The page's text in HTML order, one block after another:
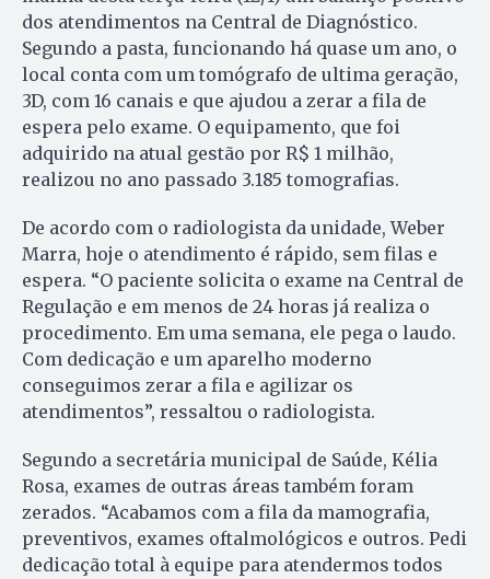
dos atendimentos na Central de Diagnóstico.
Segundo a pasta, funcionando há quase um ano, o
local conta com um tomógrafo de ultima geração,
3D, com 16 canais e que ajudou a zerar a fila de
espera pelo exame. O equipamento, que foi
adquirido na atual gestão por R$ 1 milhão,
realizou no ano passado 3.185 tomografias.
De acordo com o radiologista da unidade, Weber
Marra, hoje o atendimento é rápido, sem filas e
espera. “O paciente solicita o exame na Central de
Regulação e em menos de 24 horas já realiza o
procedimento. Em uma semana, ele pega o laudo.
Com dedicação e um aparelho moderno
conseguimos zerar a fila e agilizar os
atendimentos”, ressaltou o radiologista.
Segundo a secretária municipal de Saúde, Kélia
Rosa, exames de outras áreas também foram
zerados. “Acabamos com a fila da mamografia,
preventivos, exames oftalmológicos e outros. Pedi
dedicação total à equipe para atendermos todos